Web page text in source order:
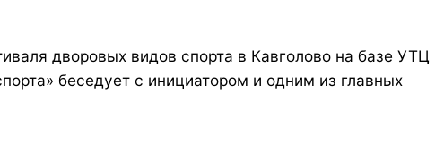
дворовых видов спорта в Кавголово на базе УТЦ
беседует с инициатором и одним из главных